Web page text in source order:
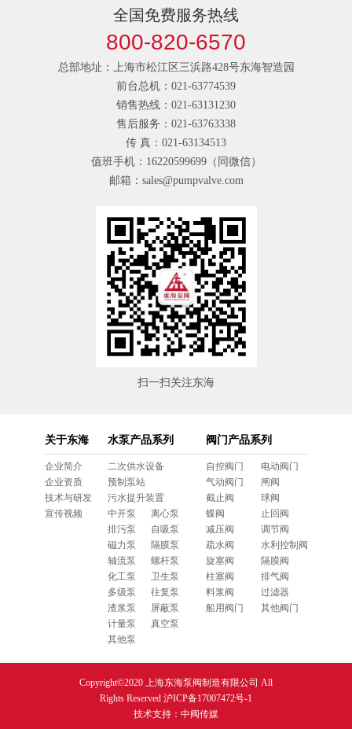
全国免费服务热线
800-820-6570
总部地址：上海市松江区三浜路428号东海智造园
前台总机：021-63774539
销售热线：021-63131230
售后服务：021-63763338
传 真：021-63134513
值班手机：16220599699（同微信）
邮箱：sales@pumpvalve.com
扫一扫关注东海
关于东海
企业简介
企业资质
技术与研发
宣传视频
水泵产品系列
二次供水设备
预制泵站
污水提升装置
中开泵
离心泵
排污泵
自吸泵
磁力泵
隔膜泵
轴流泵
螺杆泵
化工泵
卫生泵
多级泵
往复泵
渣浆泵
屏蔽泵
计量泵
真空泵
其他泵
阀门产品系列
自控阀门
电动阀门
气动阀门
闸阀
截止阀
球阀
蝶阀
止回阀
减压阀
调节阀
疏水阀
水利控制阀
旋塞阀
隔膜阀
柱塞阀
排气阀
料浆阀
过滤器
船用阀门
其他阀门
Copyright©2020 上海东海泵阀制造有限公司 All
Rights Reserved 沪ICP备17007472号-1
技术支持： 中阀传媒